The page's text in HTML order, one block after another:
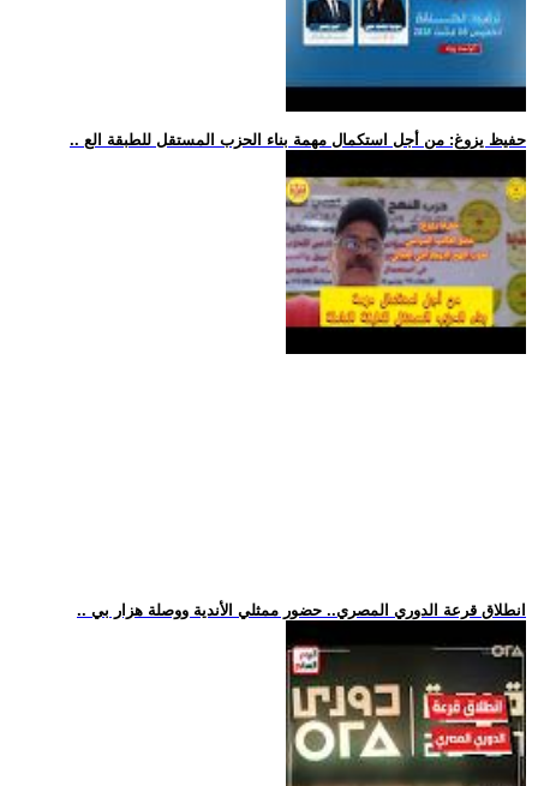
.. حفيظ يزوغ: من أجل استكمال مهمة بناء الحزب المستقل للطبقة الع
.. انطلاق قرعة الدوري المصري.. حضور ممثلي الأندية ووصلة هزار بي